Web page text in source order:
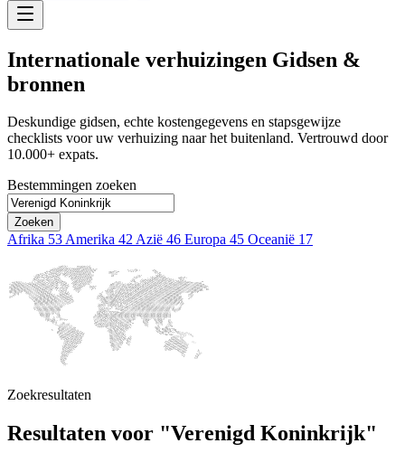
Internationale verhuizingen Gidsen &
bronnen
Deskundige gidsen, echte kostengegevens en stapsgewijze
checklists voor uw verhuizing naar het buitenland. Vertrouwd door
10.000+ expats.
Bestemmingen zoeken
Zoeken
Afrika 53Amerika 42Azië 46 Europa 45 Oceanië 17
Zoekresultaten
Resultaten voor "Verenigd Koninkrijk"